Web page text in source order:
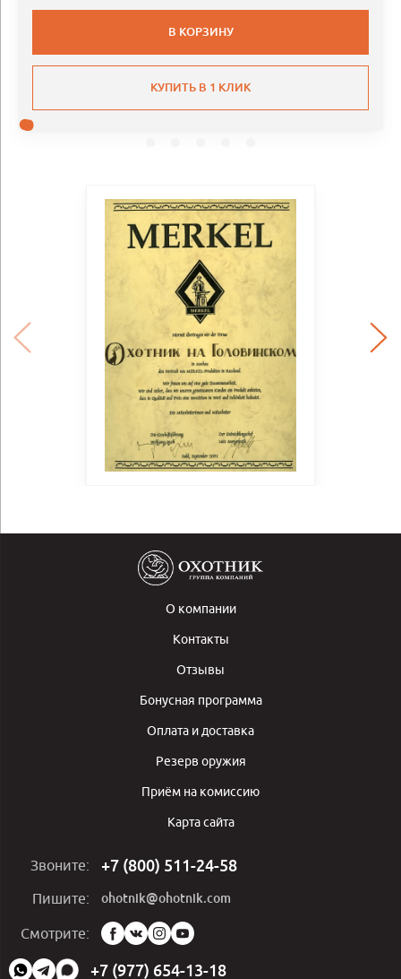
В КОРЗИНУ
КУПИТЬ В 1 КЛИК
О компании
Контакты
Отзывы
Бонусная программа
Оплата и доставка
Резерв оружия
Приём на комиссию
Карта сайта
Звоните: +7 (800) 511-24-58
Пишите: ohotnik@ohotnik.com
Смотрите:
Мы
в
социальных
+7 (977) 654-13-18